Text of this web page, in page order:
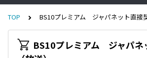
TOP BS10プレミアム ジャパネット直接
BS10プレミアム ジャパネ